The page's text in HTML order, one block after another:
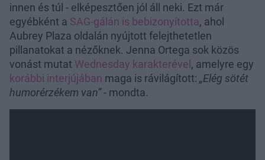
innen és túl - elképesztően jól áll neki. Ezt már
egyébként a SAG-gálán is bebizonyította, ahol
Aubrey Plaza oldalán nyújtott felejthetetlen
pillanatokat a nézőknek. Jenna Ortega sok közös
vonást mutat Wednesday karakterével, amelyre egy
korábbi interjújában maga is rávilágított: „Elég sötét
humorérzékem van”- mondta.